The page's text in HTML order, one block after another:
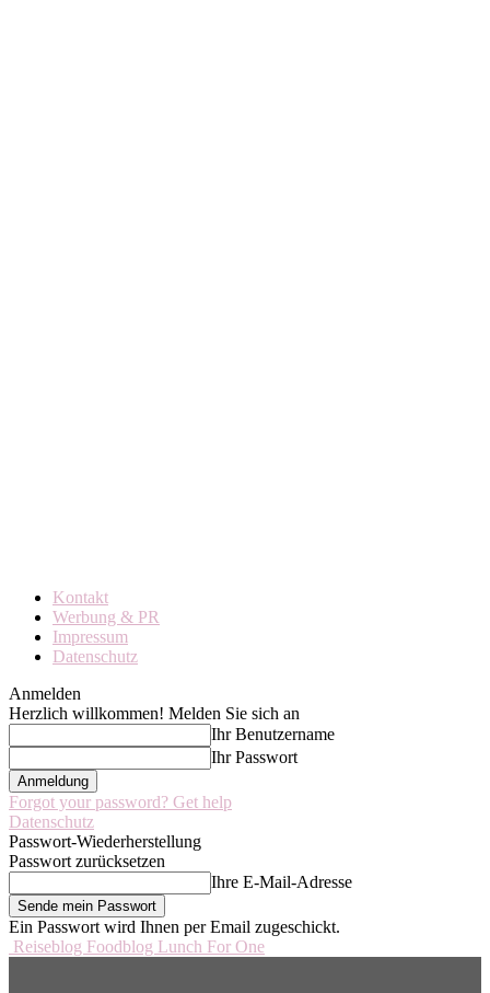
Kontakt
Werbung & PR
Impressum
Datenschutz
Anmelden
Herzlich willkommen! Melden Sie sich an
Ihr Benutzername
Ihr Passwort
Forgot your password? Get help
Datenschutz
Passwort-Wiederherstellung
Passwort zurücksetzen
Ihre E-Mail-Adresse
Ein Passwort wird Ihnen per Email zugeschickt.
Reiseblog Foodblog Lunch For One